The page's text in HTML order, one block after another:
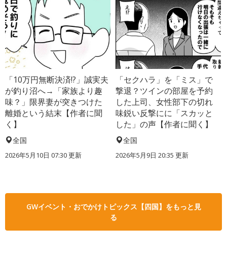
「10万円無断決済!?」誠実夫
が釣り沼へ→「家族より趣
味？」限界妻が突きつけた
離婚という結末【作者に聞
く】
全国
2026年5月10日 07:30 更新
「セクハラ」を「ミス」で
撃退？ツインの部屋を予約
した上司、女性部下の切れ
味鋭い反撃にに「スカッと
した」の声【作者に聞く】
全国
2026年5月9日 20:35 更新
GWイベント・おでかけトピックス【四国】をもっと見
る